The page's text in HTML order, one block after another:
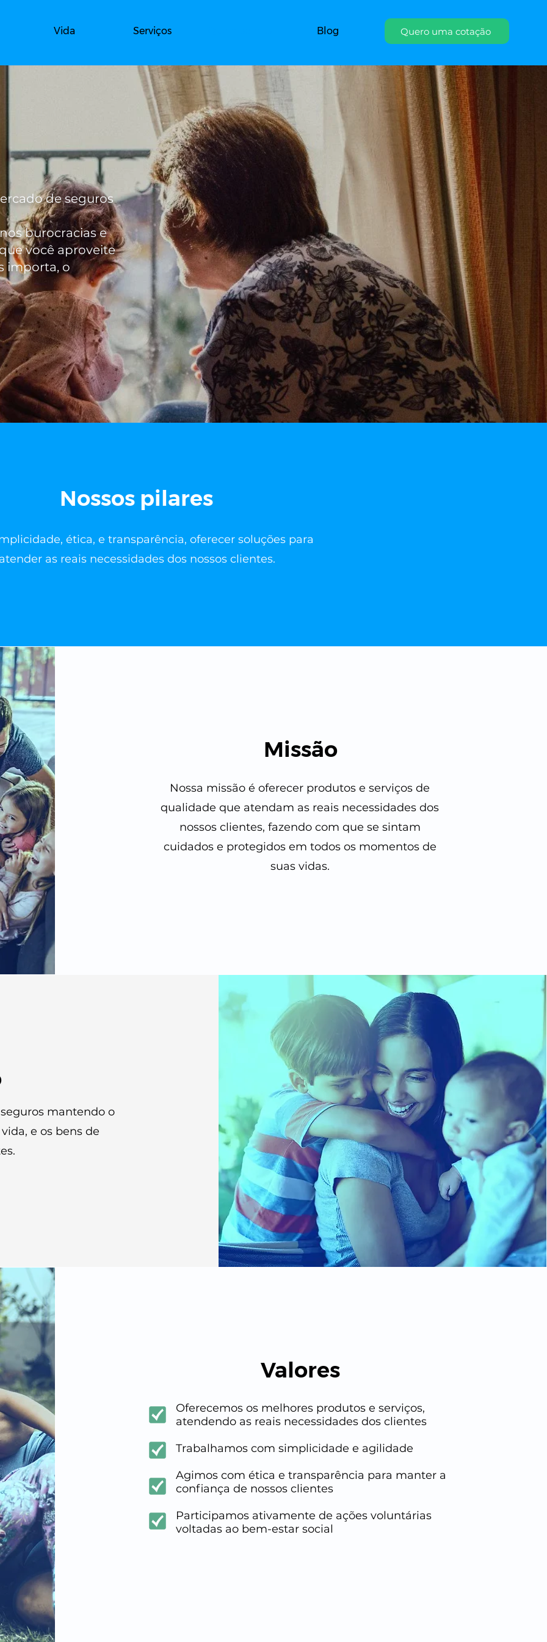
Vida Serviços Blog Quero uma cotação
de seguros
burocracias e
você aproveite
importa, o
Nossos pilares
ética, e transparência, oferecer soluções para
as reais necessidades dos nossos clientes.
Missão
Nossa missão é oferecer produtos e serviços de
qualidade que atendam as reais necessidades dos
nossos clientes, fazendo com que se sintam
cuidados e protegidos em todos os momentos de
suas vidas.
mantendo o
e os bens de
Valores
Oferecemos os melhores produtos e serviços,
atendendo as reais necessidades dos clientes
Trabalhamos com simplicidade e agilidade
Agimos com ética e transparência para manter a
confiança de nossos clientes
Participamos ativamente de ações voluntárias
voltadas ao bem-estar social